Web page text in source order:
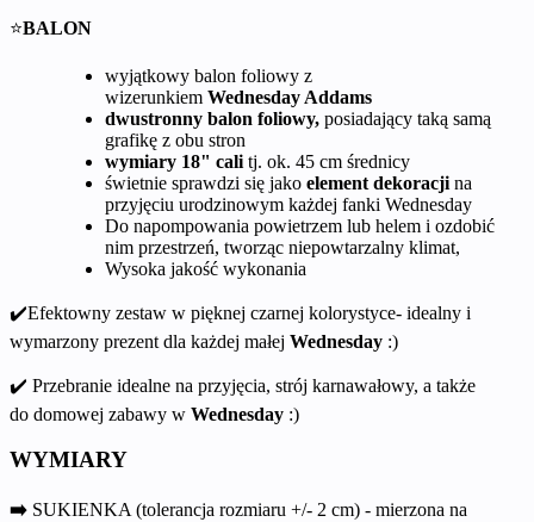
⭐BALON
wyjątkowy balon foliowy z
wizerunkiem Wednesday Addams
dwustronny balon foliowy, posiadający taką samą
grafikę z obu stron
wymiary 18" cali tj. ok. 45 cm średnicy
świetnie sprawdzi się jako element dekoracji na
przyjęciu urodzinowym każdej fanki Wednesday
Do napompowania powietrzem lub helem i ozdobić
nim przestrzeń, tworząc niepowtarzalny klimat,
Wysoka jakość wykonania
✔️Efektowny zestaw w pięknej czarnej kolorystyce- idealny i
wymarzony prezent dla każdej małej Wednesday :)
✔️ Przebranie idealne na przyjęcia, strój karnawałowy, a także
do domowej zabawy w Wednesday :)
WYMIARY
➡️ SUKIENKA (tolerancja rozmiaru +/- 2 cm) - mierzona na